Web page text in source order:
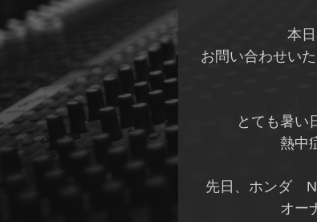
本
お問い合わせい
とても暑い
熱中
先日、ホンダ
オー